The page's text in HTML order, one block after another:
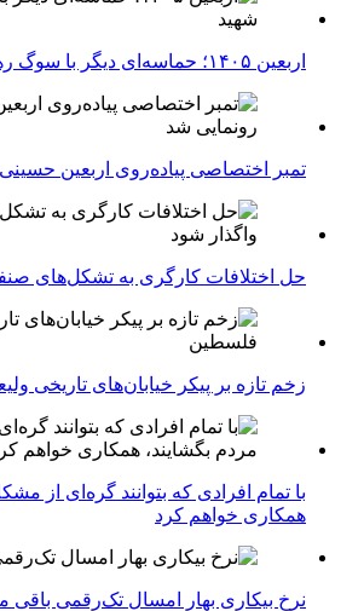
اربعین ۱۴۰۵؛ حماسه‌ای دیگر با سوگ رهبر شهید
تمبر اختصاصی پیاده‌روی اربعین
حل اختلافات کارگری به تشکل‌های
زخم تازه بر پیکر خیابان‌های تاریخی
با تمام افرادی که بتوانند گره‌ای از
همکاری خواهم کرد
نرخ بیکاری بهار امسال تک‌رقمی باقی